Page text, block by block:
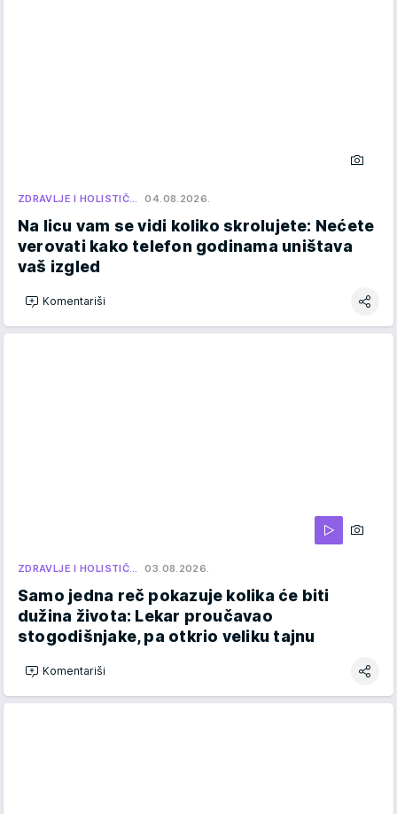
ZDRAVLJE I HOLISTIČ… 04.08.2026.
Na licu vam se vidi koliko skrolujete: Nećete
verovati kako telefon godinama uništava
vaš izgled
Komentariši
ZDRAVLJE I HOLISTIČ… 03.08.2026.
Samo jedna reč pokazuje kolika će biti
dužina života: Lekar proučavao
stogodišnjake, pa otkrio veliku tajnu
Komentariši